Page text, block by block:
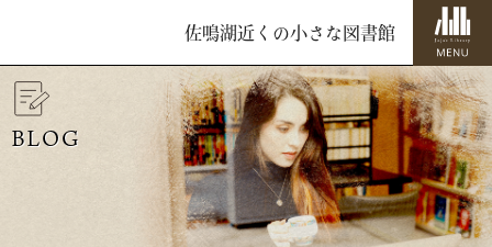
佐鳴湖近くの小さな図書館
BLOG